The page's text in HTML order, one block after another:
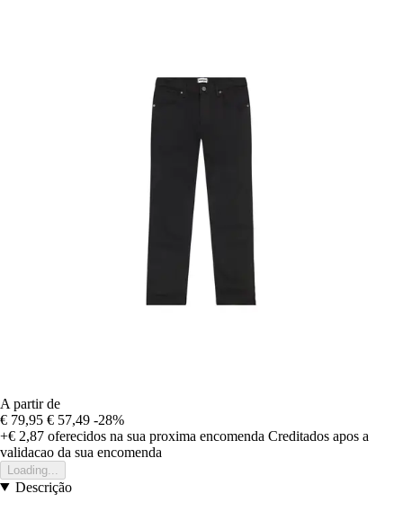
A partir de
€ 79,95 € 57,49 -28%
+€ 2,87 oferecidos na sua proxima encomenda Creditados apos a
validacao da sua encomenda
Loading...
Descrição